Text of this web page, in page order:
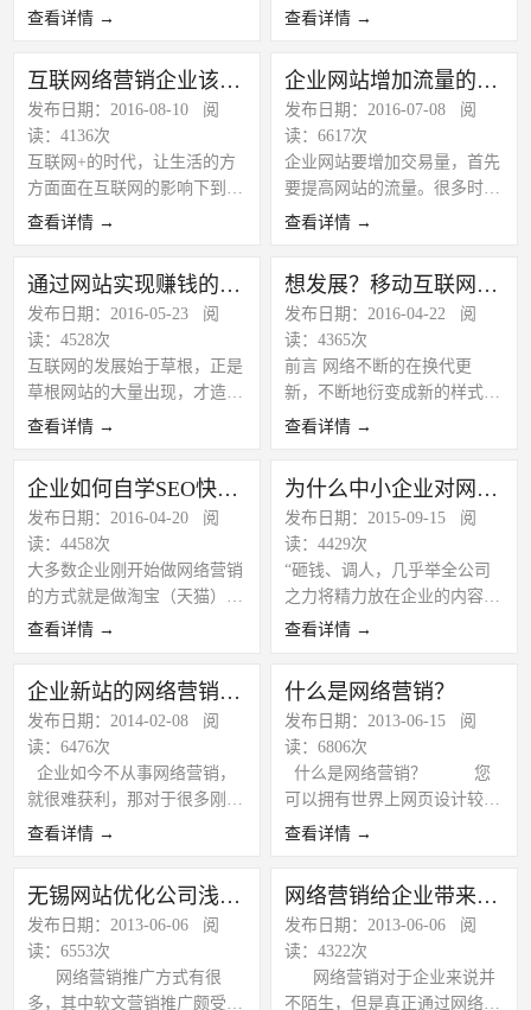
站。 无锡英文网站建设 无锡
xun迅诚科技
无锡网络公司
站后，都没有主动与企业联
留住更多的客户?是企业睁开
搜集营销必须思索和提高的一
个搜集营销技艺性课题。 网
络营销技能一：网站布局和内
容是留住客户的原因
查看详情 →
和简单的展示型网站已经不能
建设，是指根据企业产品或者
服务的市场定位，不单纯从美
工与功能的角度，更注重的是
从网络营销的角度来制作网
站，使得企业网站的整体架构
与搜索引擎的特点相符合，对
体验更人性化，有在线客服功
能和客户管理功能，并有流量
统计功能，评估网络营销效
果，适时调整网络推广方法。
查看详情 →
互联网络营销企业该如何运行
发布日期：2016-08-10 阅
读：4136次
互联网+的时代，让生活的方
方面面在互联网的影响下到处
是营销，消费者在哪里，哪里
前就只能靠线下营销，需要大
量的人力、物力、财力等等，
随着市场竞争越来越大，线下
销售效果越来越不明显，企业
要转型，面对互联网这机遇，
中小型企业如何去抓住呢?认
必须是系统化的， 整合性，
持续的进行。
查看详情 →
企业网站增加流量的几种方法
发布日期：2016-07-08 阅
读：6617次
企业网站要增加交易量，首先
要提高网站的流量。很多时候
企业网站建设首要的任务是提
提高网站的流量，我们上海网
站建设公司这里简单的总结一
下。
查看详情 →
通过网站实现赚钱的难点是什么？
发布日期：2016-05-23 阅
读：4528次
互联网的发展始于草根，正是
草根网站的大量出现，才造就
了互联网的繁荣，可是如今的
草根站长而言，通过运营传奇
网站赚钱的可能性是越来越
低。 网站为什么不能为企业
带来效益？原因不外乎两点，
首先，企业品牌不够大；像现
在的淘宝天猫京东亚马逊这些
传就有很多人知道，并且进行
消费。一些小的电商没有足够
的知名度、没有足够的浏览
量、自然没有足够的成单机
会；
查看详情 →
想发展？移动互联网可行策略
发布日期：2016-04-22 阅
读：4365次
前言 网络不断的在换代更
新，不断地衍变成新的样式，
从互联网网络伴随着移动网络
我国移动互联网用户达到4.5
亿，同比增长26.7%;2013年移
动互联网市场规模达到767.5
亿元，同比增长96.2%;随着细
分行业的发力及新型服务创
新，用户规模作为一个行业发
初期显得尤为重要，用户基数
已经成为决定行业发展的重要
因素 移动互联网的浪潮正在
席卷到社会的方方面面，新闻
阅读、视频节目、电商购物、
公交出行等热门应用都出现在
移动终端上，单从应用层面来
已达到数百亿次，而移动用户
规模更是超过了PC用户。这让
企业级用
查看详情 →
企业如何自学SEO快速入门网络营销？
发布日期：2016-04-20 阅
读：4458次
大多数企业刚开始做网络营销
的方式就是做淘宝（天猫）或
者建立网站做百度竞价，目前
站做百度竞价的效果也越来越
差。究其原因还是因为没有专
业的人才，守护袁昆建议企业
自学SEO快速入门网络营销。
目前再进入电商这个领域，已
经进入了烧钱模式，大部分流
对于建立网站做竞价，以前大
多数企业还没有太强的意识做
竞价推广，现在做的人越来越
多，如果没有专业的人才操
作，基本上也是烧钱模式。
查看详情 →
为什么中小企业对网络营销这么“挑剔”？
发布日期：2015-09-15 阅
读：4429次
“砸钱、调人，几乎举全公司
之力将精力放在企业的内容营
销上，可是一段时间下来，效
来自传统企业经理的疑问，相
信也是众多传统企业所关注、
所疑惑的问题之一。
查看详情 →
企业新站的网络营销该如何做
发布日期：2014-02-08 阅
读：6476次
就很难获利，那对于很多刚起
步的企业来说，可能网络营销
查看详情 →
什么是网络营销？
发布日期：2013-06-15 阅
读：6806次
可以拥有世界上网页设计较好
的网站，但是如果没有人知道
查看详情 →
无锡网站优化公司浅谈软文营销价值
发布日期：2013-06-06 阅
读：6553次
多，其中软文营销推广颇受企
网络营销给企业带来了什么？
发布日期：2013-06-06 阅
读：4322次
不陌生，但是真正通过网络营